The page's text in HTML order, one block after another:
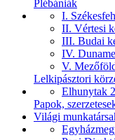
Plébániák
I.
II. Vértesi
III. Budai
IV.
V.
Lelkipásztori
Elhunytak
Papok,
Világi